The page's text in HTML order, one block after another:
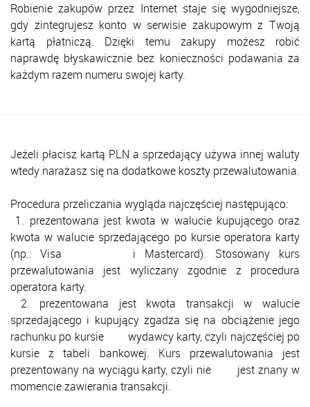
Robienie zakupów przez Internet staje się wygodniejsze,
gdy zintegrujesz konto w serwisie zakupowym z Twoją
kartą płatniczą. Dzięki temu zakupy możesz robić
naprawdę błyskawicznie bez konieczności podawania za
każdym razem numeru swojej karty.
Jeżeli płacisz kartą PLN a sprzedający używa innej waluty
wtedy narażasz się na dodatkowe koszty przewalutowania.
Procedura przeliczania wygląda najczęściej następująco:
1. prezentowana jest kwota w walucie kupującego oraz
kwota w walucie sprzedającego po kursie operatora karty
(np.: Visa i Mastercard). Stosowany kurs
przewalutowania jest wyliczany zgodnie z procedura
operatora karty.
2. prezentowana jest kwota transakcji w walucie
sprzedającego i kupujący zgadza się na obciążenie jego
rachunku po kursie wydawcy karty, czyli najczęściej po
kursie z tabeli bankowej. Kurs przewalutowania jest
prezentowany na wyciągu karty, czyli nie jest znany w
momencie zawierania transakcji.